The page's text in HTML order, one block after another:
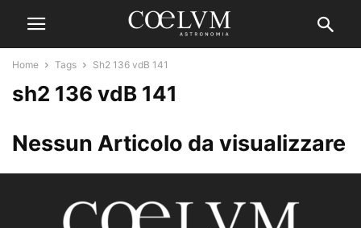
Home Tags Sh2 136 vdB 141
sh2 136 vdB 141
Nessun Articolo da visualizzare